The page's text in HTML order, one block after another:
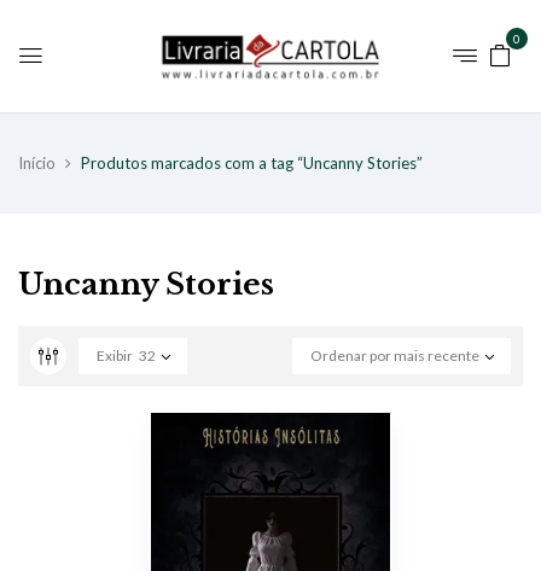
0
Início Produtos marcados com a tag “Uncanny Stories”
Uncanny Stories
Ordenar por mais recente
Exibir 32